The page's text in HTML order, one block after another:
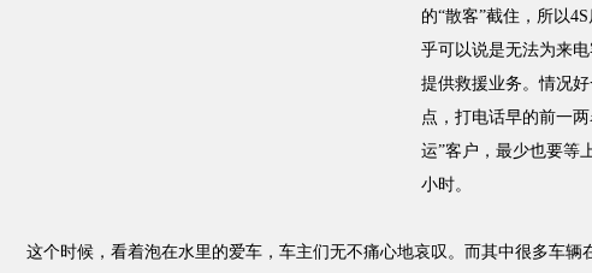
的“散客”截住，所以
乎可以说是无法为来电
提供救援业务。情况
点，打电话早的前一两
运”客户，最少也要等
小时。
这个时候，看着泡在水里的爱车，车主们无不痛心地哀叹。而其中很多车辆